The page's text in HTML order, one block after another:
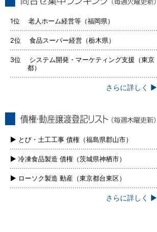
1位 老人ホーム経営等（福岡県）
2位 食品スーパー経営（栃木県）
3位 システム開発・マーケティング支援（東京
都）
さらに詳しく ▶
新）
▶ とび・土工工事 債権（福島県郡山市）
▶ 冷凍食品製造 債権（茨城県神栖市）
▶ ローソク製造 動産（東京都台東区）
さらに詳しく ▶